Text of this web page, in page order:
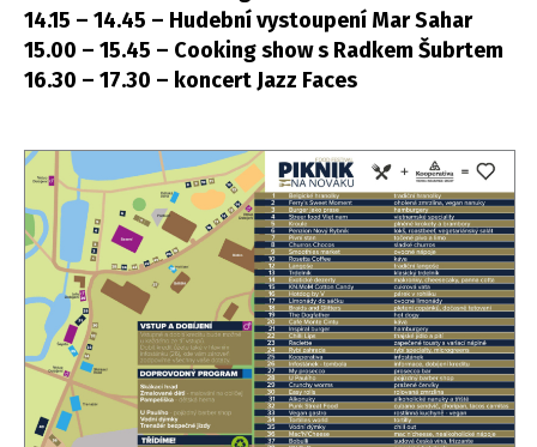
14.15 – 14.45 – Hudební vystoupení Mar Sahar
15.00 – 15.45 – Cooking show s Radkem Šubrtem
16.30 – 17.30 – koncert Jazz Faces